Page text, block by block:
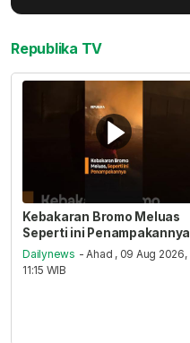
Republika TV
Kebakaran Bromo Meluas
Seperti ini Penampakannya
Dailynews - Ahad , 09 Aug 2026,
11:15 WIB